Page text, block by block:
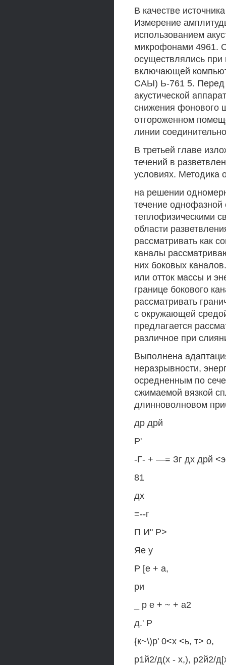
В качестве
Измерение
использованием
микрофонами 4961.
осуществлялись
включающей
САЫ) Ь-761 5. Перед
акустической
снижения фонового
отгороженном
линии
В третьей главе
течений в
условиях. Методика
на решении
течение
теплофизическими
области
рассматривать как
каналы
них боковых
или отток массы и
границе бокового
рассматривать
с окружающей
предлагается
различное при
Выполнена
неразрывности,
осредненным по
сжимаемой вязкой
длинноволновом
др дрй
Р'
-Г- + —= Зг дх дрй
81
дх
=--г
П И" Р>
Яе у
Р [е + а,
ри
_ р е + ~ + а2
д.' Р
{к~\)р' 0<х <ь, т> о,
р1й2/д(х - х,), р2й2/